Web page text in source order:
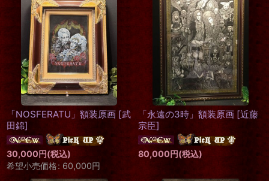
「NOSFERATU」額装原画 [武
田錦]
30,000円(税込)
希望小売価格: 60,000円
「永遠の3時」額装原画 [近藤
宗臣]
80,000円(税込)